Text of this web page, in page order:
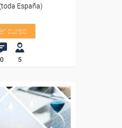
España)
curso
0 5
100%